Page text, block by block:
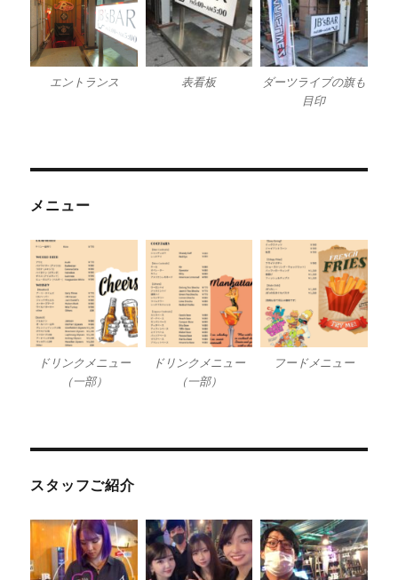
エントランス 表看板
ダーツライブの旗も
目印
メニュー
ドリンクメニュー
（一部）
ドリンクメニュー
（一部）
フードメニュー
スタッフご紹介